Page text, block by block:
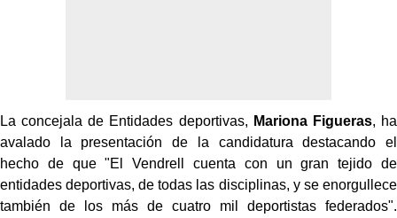
La concejala de Entidades deportivas, Mariona Figueras, ha
avalado la presentación de la candidatura destacando el
hecho de que "El Vendrell cuenta con un gran tejido de
entidades deportivas, de todas las disciplinas, y se enorgullece
también de los más de cuatro mil deportistas federados".